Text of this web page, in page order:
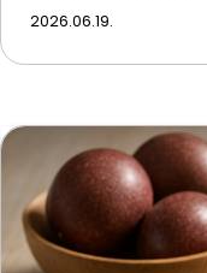
2026.06.19.